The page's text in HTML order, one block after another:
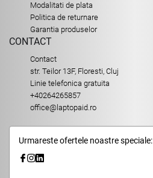
Modalitati de plata
Politica de returnare
Garantia produselor
CONTACT
Contact
str. Teilor 13F, Floresti, Cluj
Linie telefonica gratuita
+40264265857
office@laptopaid.ro
Urmareste ofertele noastre speciale: